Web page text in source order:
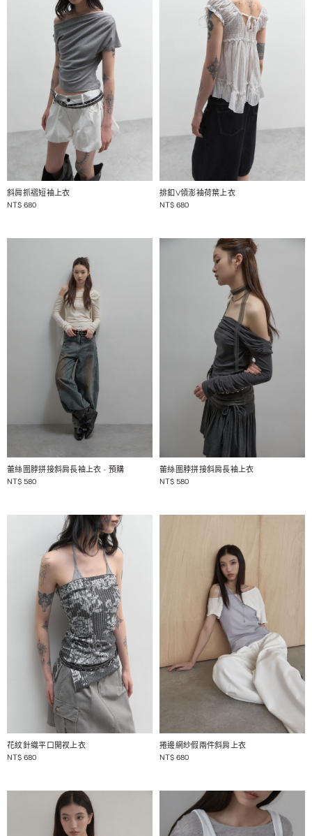
斜肩抓褶短袖上衣
NT$ 680
排釦V領澎袖荷葉上衣
NT$ 680
蕾絲圍脖拼接斜肩長袖上衣 - 預購
NT$ 580
蕾絲圍脖拼接斜肩長袖上衣
NT$ 580
花紋針織平口開衩上衣
NT$ 680
捲邊網紗假兩件斜肩上衣
NT$ 680